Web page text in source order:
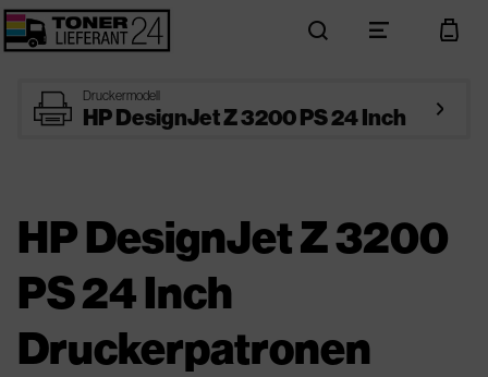
search menu cart
printer Druckermodell
HP DesignJet Z 3200 PS 24 Inch arrow_right
HP DesignJet Z 3200
PS 24 Inch
Druckerpatronen